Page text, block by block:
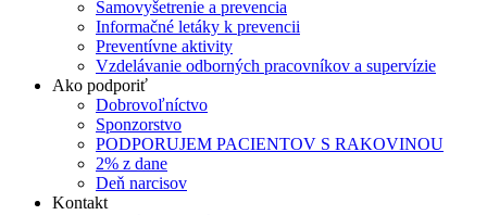
Samovyšetrenie a prevencia
Informačné letáky k prevencii
Preventívne aktivity
Vzdelávanie odborných pracovníkov a supervízie
Ako podporiť
Dobrovoľníctvo
Sponzorstvo
PODPORUJEM PACIENTOV S RAKOVINOU
2% z dane
Deň narcisov
Kontakt